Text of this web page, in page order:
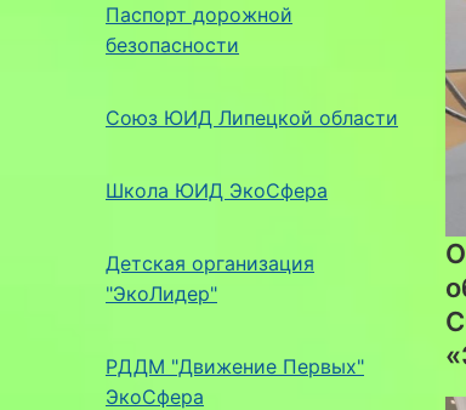
Паспорт дорожной
безопасности
Союз ЮИД Липецкой области
Школа ЮИД ЭкоСфера
Детская организация
"ЭкоЛидер"
РДДМ "Движение Первых"
ЭкоСфера